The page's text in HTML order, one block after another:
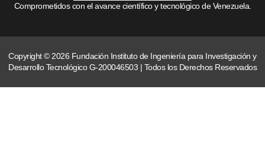
Comprometidos con el avance científico y tecnológico de Venezuela.
Copyright © 2026 Fundación Instituto de Ingeniería para Investigación y
Desarrollo Tecnológico G-200046503 | Todos los Derechos Reservados